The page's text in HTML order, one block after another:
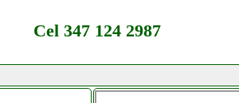
Cel 347 124 2987